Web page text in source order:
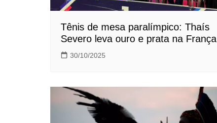
Tênis de mesa paralímpico: Thaís
Severo leva ouro e prata na França
30/10/2025